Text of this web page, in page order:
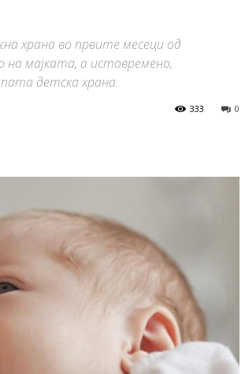
храна во првите месеци од
мајката, а истовремено,
детска храна.
0
333